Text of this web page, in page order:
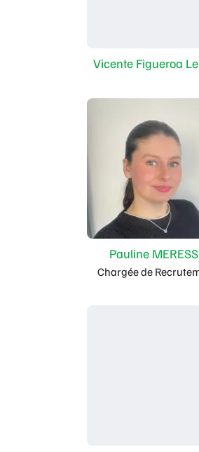
Vicente Figueroa
Pauline
Chargée de